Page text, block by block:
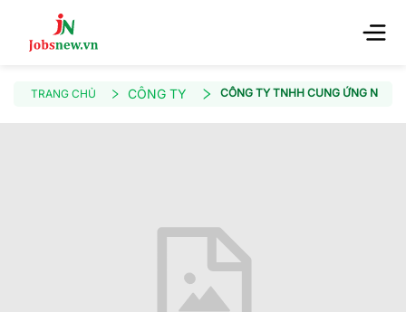
TRANG CHỦ CÔNG TY CÔNG TY TNHH CUNG ỨNG NHÂN